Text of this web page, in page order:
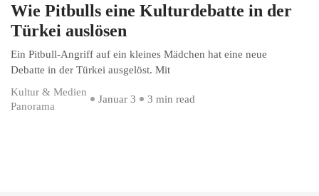
Wie Pitbulls eine Kulturdebatte in der
Türkei auslösen
Ein Pitbull-Angriff auf ein kleines Mädchen hat eine neue
Debatte in der Türkei ausgelöst. Mit
Kultur & Medien
Panorama
Januar 3 3 min read